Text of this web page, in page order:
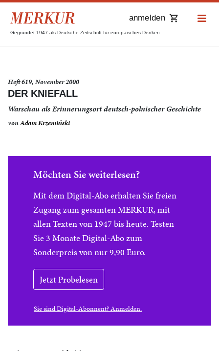
Gegründet 1947 als Deutsche Zeitschrift für europäisches Denken
anmelden
Heft 619, November 2000
DER KNIEFALL
Warschau als Erinnerungsort deutsch-polnischer Geschichte
vonAdam Krzemiński
Möchten Sie weiterlesen?
Mit dem Digital-Abo erhalten Sie freien
Zugang zum gesamten MERKUR, mit
allen Texten von 1947 bis heute. Testen
Sie 3 Monate Digital-Abo zum
Sonderpreis von nur 9,90 Euro.
Jetzt Probelesen
Sie sind Digital-Abonnent? Anmelden.